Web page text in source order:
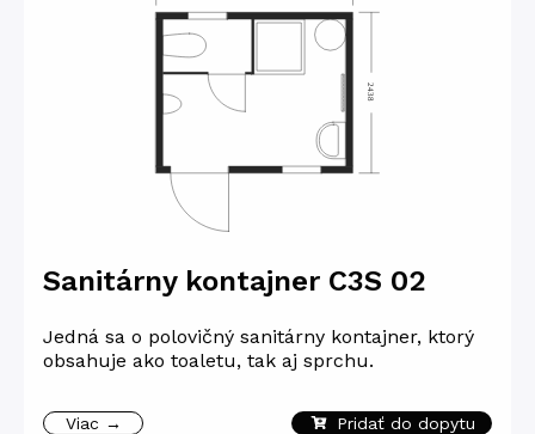
Sanitárny kontajner C3S 02
Jedná sa o polovičný sanitárny kontajner, ktorý
obsahuje ako toaletu, tak aj sprchu.
Viac → Pridať do dopytu